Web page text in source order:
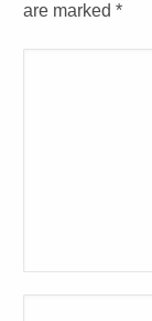
are marked*